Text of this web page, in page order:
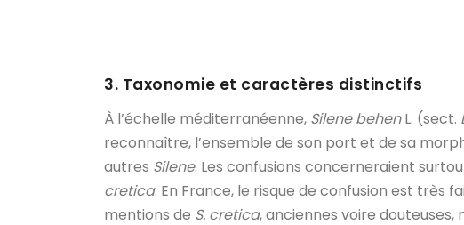
3. Taxonomie et caractères distinctifs
À l’échelle méditerranéenne, Silene behenL. (sect.
reconnaître, l’ensemble de son port et de sa
autres Silene. Les confusions concerneraient
cretica. En France, le risque de confusion est très
mentions de S. cretica, anciennes voire douteuses,